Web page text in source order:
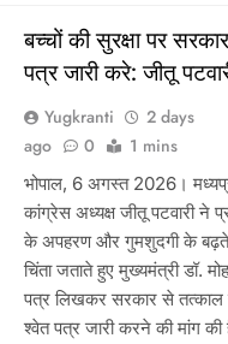
बच्चों की सुरक्षा पर
पत्र जारी करे: जीतू
Yugkranti
2 days
ago
0 1 mins
भोपाल, 6 अगस्त 2026।
कांग्रेस अध्यक्ष जीतू पटवारी ने
के अपहरण और गुमशुदगी के बढ़ते
चिंता जताते हुए मुख्यमंत्री डॉ.
पत्र लिखकर सरकार से तत्काल
श्वेत पत्र जारी करने की मांग की